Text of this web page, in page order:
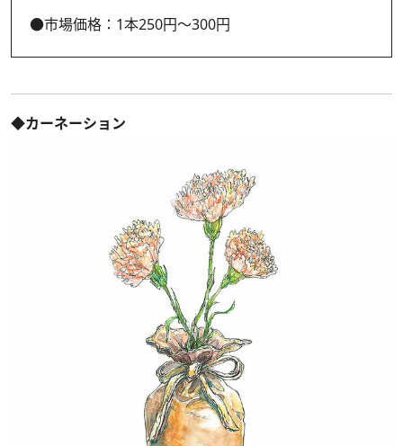
●市場価格：1本250円～300円
◆カーネーション